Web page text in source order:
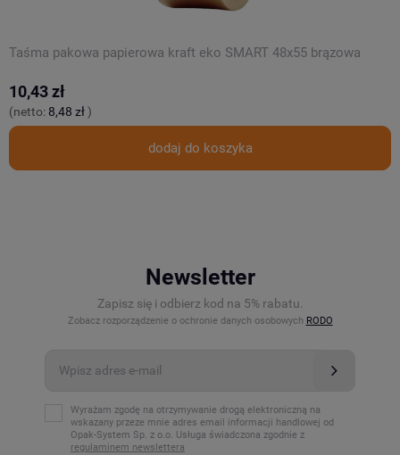
Taśma pakowa papierowa kraft eko SMART 48x55 brązowa
10,43 zł
(netto: 8,48 zł)
dodaj do koszyka
Newsletter
Zapisz się i odbierz kod na 5% rabatu.
Zobacz rozporządzenie o ochronie danych osobowych RODO
Wyrażam zgodę na otrzymywanie drogą elektroniczną na
wskazany przeze mnie adres email informacji handlowej od
Opak-System Sp. z o.o. Usługa świadczona zgodnie z
regulaminem newslettera